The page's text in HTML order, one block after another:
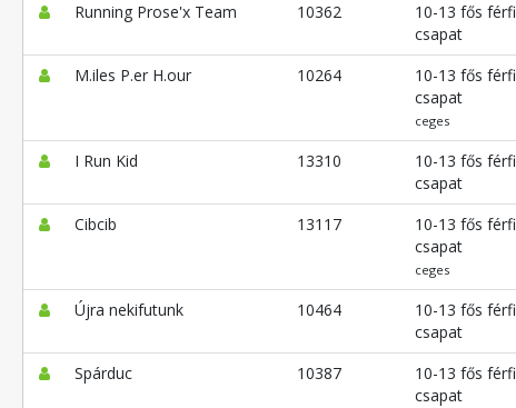
Running Prose'x Team 10362
10-13 fős férfi
csapat
M.iles P.er H.our 10264
10-13 fős férfi
csapat
ceges
I Run Kid 13310
10-13 fős férfi
csapat
Cibcib 13117
10-13 fős férfi
csapat
ceges
Újra nekifutunk 10464
10-13 fős férfi
csapat
Spárduc 10387
10-13 fős férfi
csapat